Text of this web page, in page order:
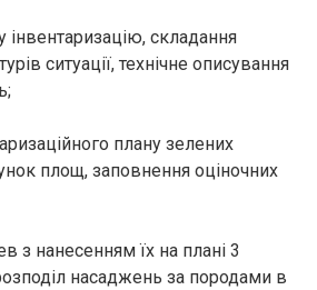
інвентаризацію, складання
ситуації, технічне описування
плану зелених
площ, заповнення оціночних
з нанесенням їх на плані 3
насаджень за породами в